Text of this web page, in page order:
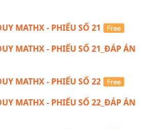
MATHX - PHIẾU SỐ 21
MATHX - PHIẾU SỐ 21_ĐÁP ÁN
MATHX - PHIẾU SỐ 22
MATHX - PHIẾU SỐ 22_ĐÁP ÁN